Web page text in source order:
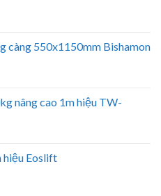
càng 550x1150mm Bishamon
nâng cao 1m hiệu TW-
hiệu Eoslift